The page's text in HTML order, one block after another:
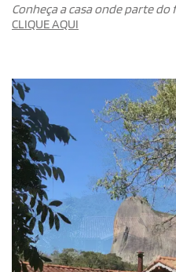
Conheça a casa onde parte do
CLIQUE AQUI